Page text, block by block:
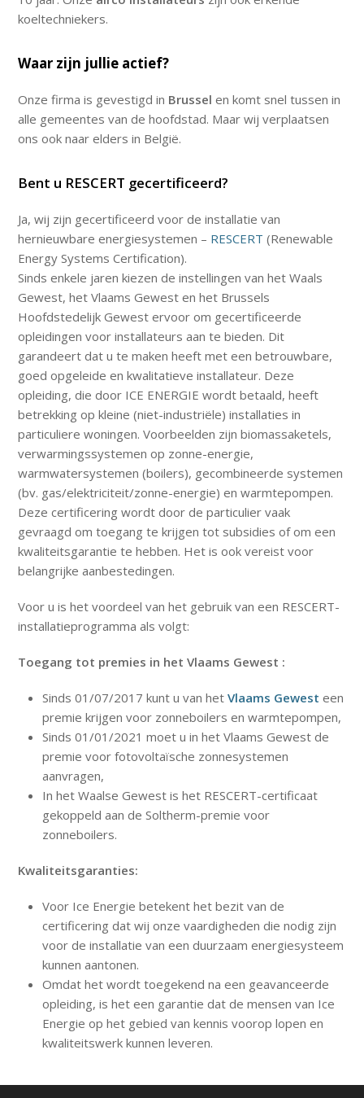
koeltechniekers.
Waar zijn jullie actief?
Onze firma is gevestigd in Brussel en komt snel tussen in
alle gemeentes van de hoofdstad. Maar wij verplaatsen
ons ook naar elders in België.
Bent u RESCERT gecertificeerd?
Ja, wij zijn gecertificeerd voor de installatie van
hernieuwbare energiesystemen – RESCERT (Renewable
Energy Systems Certification).
Sinds enkele jaren kiezen de instellingen van het Waals
Gewest, het Vlaams Gewest en het Brussels
Hoofdstedelijk Gewest ervoor om gecertificeerde
opleidingen voor installateurs aan te bieden. Dit
garandeert dat u te maken heeft met een betrouwbare,
goed opgeleide en kwalitatieve installateur. Deze
opleiding, die door ICE ENERGIE wordt betaald, heeft
betrekking op kleine (niet-industriële) installaties in
particuliere woningen. Voorbeelden zijn biomassaketels,
verwarmingssystemen op zonne-energie,
warmwatersystemen (boilers), gecombineerde systemen
(bv. gas/elektriciteit/zonne-energie) en warmtepompen.
Deze certificering wordt door de particulier vaak
gevraagd om toegang te krijgen tot subsidies of om een
kwaliteitsgarantie te hebben. Het is ook vereist voor
belangrijke aanbestedingen.
Voor u is het voordeel van het gebruik van een RESCERT-
installatieprogramma als volgt:
Toegang tot premies in het Vlaams Gewest :
Sinds 01/07/2017 kunt u van hetVlaams Gewest een
premie krijgen voor zonneboilers en warmtepompen,
Sinds 01/01/2021 moet u in het Vlaams Gewest de
premie voor fotovoltaïsche zonnesystemen
aanvragen,
In het Waalse Gewest is het RESCERT-certificaat
gekoppeld aan de Soltherm-premie voor
zonneboilers.
Kwaliteitsgaranties:
Voor Ice Energie betekent het bezit van de
certificering dat wij onze vaardigheden die nodig zijn
voor de installatie van een duurzaam energiesysteem
kunnen aantonen.
Omdat het wordt toegekend na een geavanceerde
opleiding, is het een garantie dat de mensen van Ice
Energie op het gebied van kennis voorop lopen en
kwaliteitswerk kunnen leveren.